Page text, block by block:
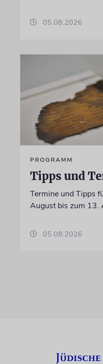
05.08.2026
PROGRAMM
Tipps und
Termine und Tipps
August bis zum 13.
05.08.2026